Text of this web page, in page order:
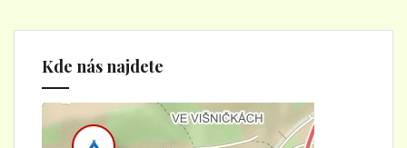
Kde nás najdete